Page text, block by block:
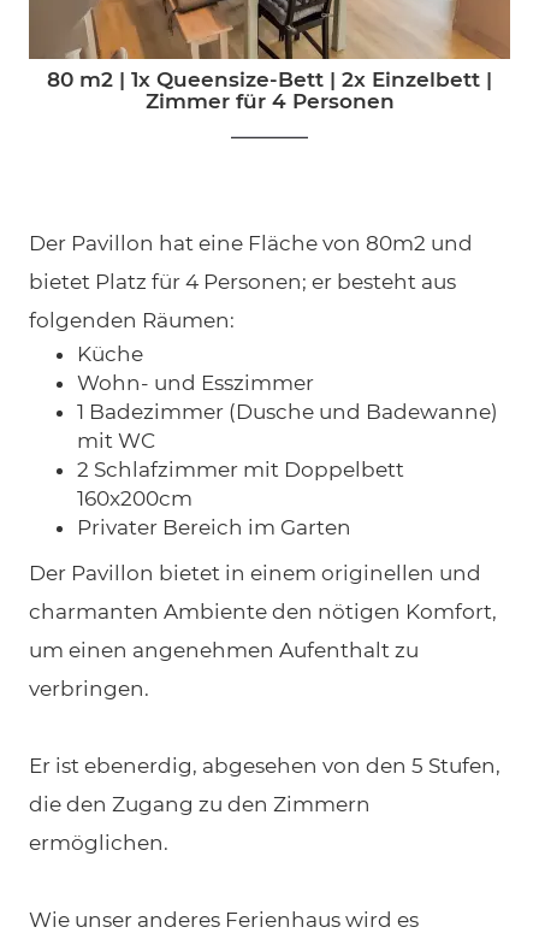
80 m2 | 1x Queensize-Bett | 2x Einzelbett |
Zimmer für 4 Personen
Der Pavillon hat eine Fläche von 80m2 und
bietet Platz für 4 Personen; er besteht aus
folgenden Räumen:
Küche
Wohn- und Esszimmer
1 Badezimmer (Dusche und Badewanne)
mit WC
2 Schlafzimmer mit Doppelbett
160x200cm
Privater Bereich im Garten
Der Pavillon bietet in einem originellen und
charmanten Ambiente den nötigen Komfort,
um einen angenehmen Aufenthalt zu
verbringen.
Er ist ebenerdig, abgesehen von den 5 Stufen,
die den Zugang zu den Zimmern
ermöglichen.
Wie unser anderes Ferienhaus wird es